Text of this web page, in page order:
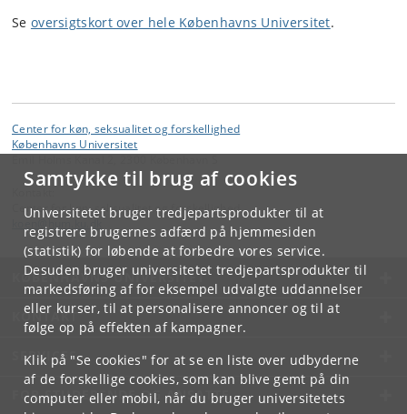
Samtykke til brug af cookies
Universitetet bruger tredjepartsprodukter til at
registrere brugernes adfærd på hjemmesiden
(statistik) for løbende at forbedre vores service.
Desuden bruger universitetet tredjepartsprodukter til
markedsføring af for eksempel udvalgte uddannelser
eller kurser, til at personalisere annoncer og til at
følge op på effekten af kampagner.
Klik på "Se cookies" for at se en liste over udbyderne
af de forskellige cookies, som kan blive gemt på din
computer eller mobil, når du bruger universitetets
Se oversigtskort over hele Københavns Universitet.
Center for køn, seksualitet og forskellighed
Københavns Universitet
Center for køn, seksualitet og forskellighed
KØBENHAVNS UNIVERSITET
KONTAKT
SERVICES
FOR STUDERENDE OG ANSATTE